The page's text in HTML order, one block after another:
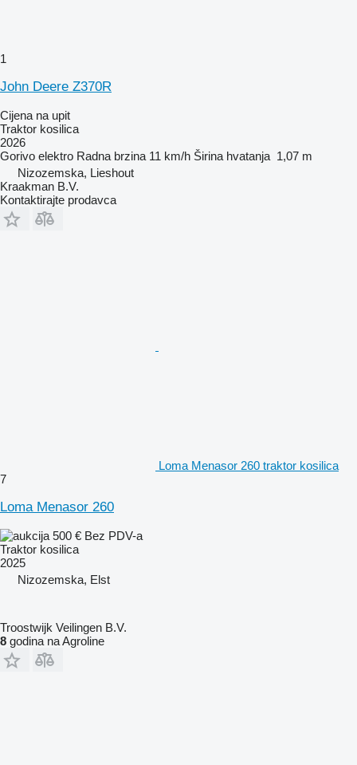
1
John Deere Z370R
Cijena na upit
Traktor kosilica
2026
Gorivo elektro Radna brzina 11 km/h Širina hvatanja 1,07 m
Nizozemska, Lieshout
Kraakman B.V.
Kontaktirajte prodavca
Loma Menasor 260 traktor kosilica
7
Loma Menasor 260
500 € Bez PDV-a
Traktor kosilica
2025
Nizozemska, Elst
Troostwijk Veilingen B.V.
8 godina na Agroline